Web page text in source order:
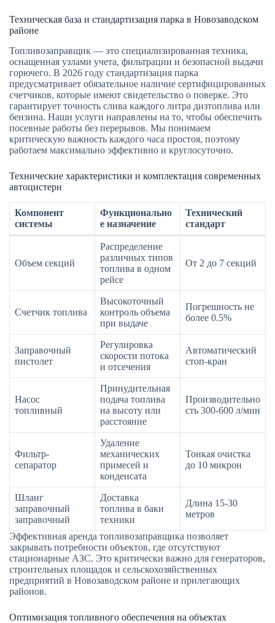
Техническая база и стандартизация парка в Новозаводском
районе
Топливозаправщик — это специализированная техника,
оснащенная узлами учета, фильтрации и безопасной выдачи
горючего. В 2026 году стандартизация парка
предусматривает обязательное наличие сертифицированных
счетчиков, которые имеют свидетельство о поверке. Это
гарантирует точность слива каждого литра дизтоплива или
бензина. Наши услуги направлены на то, чтобы обеспечить
посевные работы без перерывов. Мы понимаем
критическую важность каждого часа простоя, поэтому
работаем максимально эффективно и круглосуточно.
Технические характеристики и комплектация современных
автоцистерн
Компонент
системы
Функционально
е назначение
Технический
стандарт
Объем секций
Распределение
различных типов
топлива в одном
рейсе
От 2 до 7 секций
Счетчик топлива
Высокоточный
контроль объема
при выдаче
Погрешность не
более 0.5%
Заправочный
пистолет
Регулировка
скорости потока
и отсечения
Автоматический
стоп-кран
Насос
топливный
Принудительная
подача топлива
на высоту или
расстояние
Производительно
сть 300-600 л/мин
Фильтр-
сепаратор
Удаление
механических
примесей и
конденсата
Тонкая очистка
до 10 микрон
Шланг
заправочный
заправочный
Доставка
топлива в баки
техники
Длина 15-30
метров
Эффективная аренда топливозаправщика позволяет
закрывать потребности объектов, где отсутствуют
стационарные АЗС. Это критически важно для генераторов,
строительных площадок и сельскохозяйственных
предприятий в Новозаводском районе и прилегающих
районов.
Оптимизация топливного обеспечения на объектах